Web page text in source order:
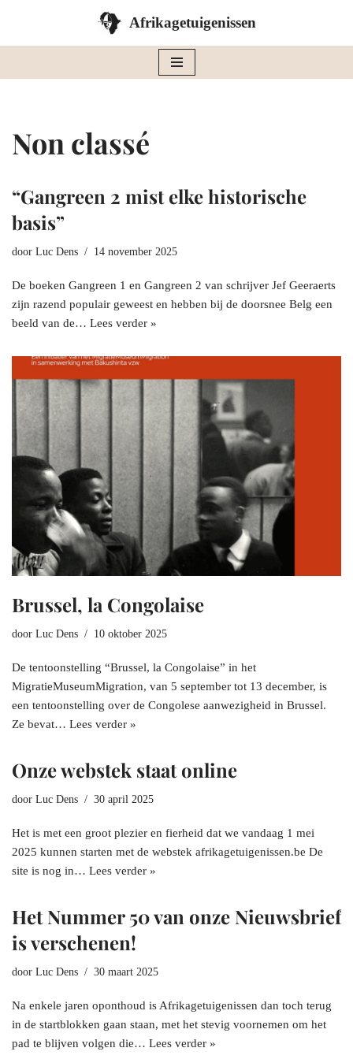
de
Afrikagetuigenissen
Non classé
“Gangreen 2 mist elke historische
basis”
door Luc Dens 14 november 2025
De boeken Gangreen 1 en Gangreen 2 van schrijver Jef Geeraerts
zijn razend populair geweest en hebben bij de doorsnee Belg een
beeld van de… Lees verder »
Brussel, la Congolaise
door Luc Dens 10 oktober 2025
De tentoonstelling “Brussel, la Congolaise” in het
MigratieMuseumMigration, van 5 september tot 13 december, is
een tentoonstelling over de Congolese aanwezigheid in Brussel.
Ze bevat… Lees verder »
Onze webstek staat online
door Luc Dens 30 april 2025
Het is met een groot plezier en fierheid dat we vandaag 1 mei
2025 kunnen starten met de webstek afrikagetuigenissen.be De
site is nog in… Lees verder »
Het Nummer 50 van onze Nieuwsbrief
is verschenen!
door Luc Dens 30 maart 2025
Na enkele jaren oponthoud is Afrikagetuigenissen dan toch terug
in de startblokken gaan staan, met het stevig voornemen om het
pad te blijven volgen die… Lees verder »